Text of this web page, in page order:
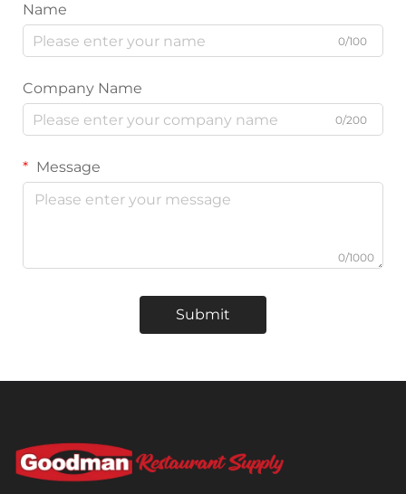
Name
0/100
Company Name
0/200
Message
0/1000
Submit